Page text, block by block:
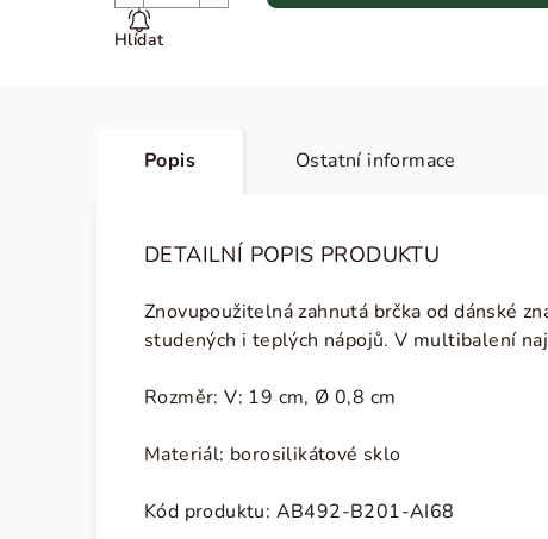
Hlídat
Popis Ostatní informace
DETAILNÍ POPIS PRODUKTU
Znovupoužitelná zahnutá brčka od dánské
studených i teplých nápojů. V multibalení
Rozměr: V: 19 cm, Ø 0,8 cm
Materiál: borosilikátové sklo
Kód produktu: AB492-B201-AI68